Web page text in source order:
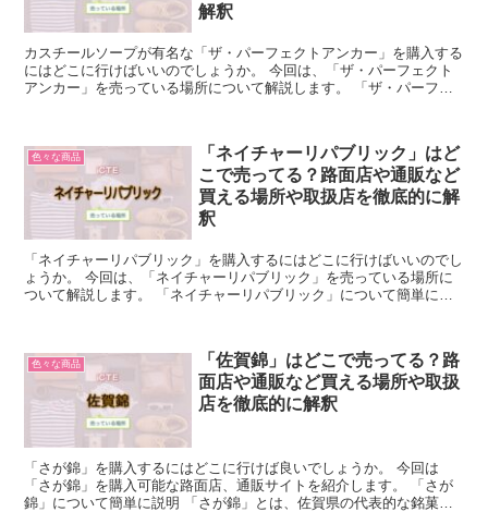
解釈
カスチールソープが有名な「ザ・パーフェクトアンカー」を購入する
にはどこに行けばいいのでしょうか。 今回は、「ザ・パーフェクト
アンカー」を売っている場所について解説します。 「ザ・パーフェ
色々な商品
「ネイチャーリパブリック」はど
こで売ってる？路面店や通販など
買える場所や取扱店を徹底的に解
釈
「ネイチャーリパブリック」を購入するにはどこに行けばいいのでし
ょうか。 今回は、「ネイチャーリパブリック」を売っている場所に
ついて解説します。 「ネイチャーリパブリック」について簡単に説
色々な商品
「佐賀錦」はどこで売ってる？路
面店や通販など買える場所や取扱
店を徹底的に解釈
「さが錦」を購入するにはどこに行けば良いでしょうか。 今回は
「さが錦」を購入可能な路面店、通販サイトを紹介します。 「さが
錦」について簡単に説明 「さが錦」とは、佐賀県の代表的な銘菓の